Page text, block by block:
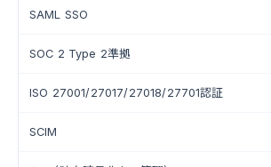
SAML SSO
SOC 2 Type 2準拠
ISO 27001/27017/27018/27701認証
SCIM